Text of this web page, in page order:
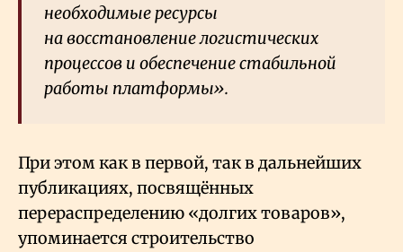
необходимые ресурсы
на восстановление логистических
процессов и обеспечение стабильной
работы платформы».
При этом как в первой, так в дальнейших
публикациях, посвящённых
перераспределению «долгих товаров»,
упоминается строительство